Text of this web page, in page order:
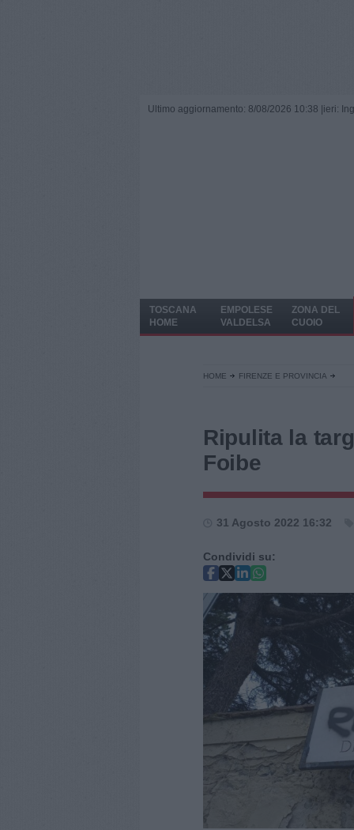
Ultimo aggiornamento: 8/08/2026 10:38 | ieri:
TOSCANA
HOME
EMPOLESE
VALDELSA
ZONA DEL
CUOIO
HOME FIRENZE E PROVINCIA
Ripulita la
Foibe
31 Agosto 2022 16:32
Condividi su: